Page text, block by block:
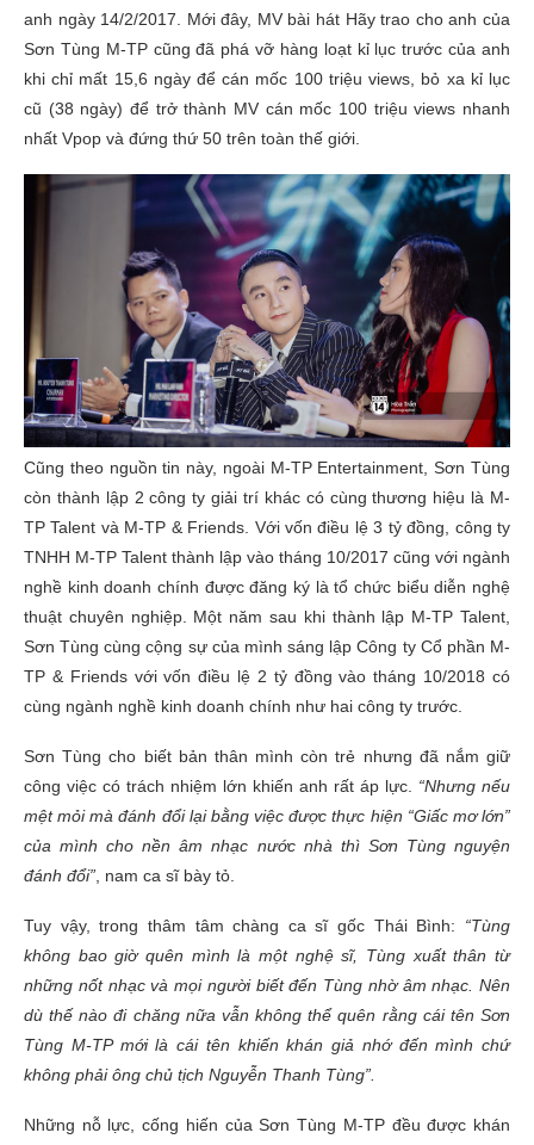
anh ngày 14/2/2017. Mới đây, MV bài hát Hãy trao cho anh của
Sơn Tùng M-TP cũng đã phá vỡ hàng loạt kỉ lục trước của anh
khi chỉ mất 15,6 ngày để cán mốc 100 triệu views, bỏ xa kỉ lục
cũ (38 ngày) để trở thành MV cán mốc 100 triệu views nhanh
nhất Vpop và đứng thứ 50 trên toàn thế giới.
Cũng theo nguồn tin này, ngoài M-TP Entertainment, Sơn Tùng
còn thành lập 2 công ty giải trí khác có cùng thương hiệu là M-
TP Talent và M-TP & Friends. Với vốn điều lệ 3 tỷ đồng, công ty
TNHH M-TP Talent thành lập vào tháng 10/2017 cũng với ngành
nghề kinh doanh chính được đăng ký là tổ chức biểu diễn nghệ
thuật chuyên nghiệp. Một năm sau khi thành lập M-TP Talent,
Sơn Tùng cùng cộng sự của mình sáng lập Công ty Cổ phần M-
TP & Friends với vốn điều lệ 2 tỷ đồng vào tháng 10/2018 có
cùng ngành nghề kinh doanh chính như hai công ty trước.
Sơn Tùng cho biết bản thân mình còn trẻ nhưng đã nắm giữ
công việc có trách nhiệm lớn khiến anh rất áp lực. “Nhưng nếu
mệt mỏi mà đánh đổi lại bằng việc được thực hiện “Giấc mơ lớn”
của mình cho nền âm nhạc nước nhà thì Sơn Tùng nguyện
đánh đổi” , nam ca sĩ bày tỏ.
Tuy vậy, trong thâm tâm chàng ca sĩ gốc Thái Bình: “Tùng
không bao giờ quên mình là một nghệ sĩ, Tùng xuất thân từ
những nốt nhạc và mọi người biết đến Tùng nhờ âm nhạc. Nên
dù thế nào đi chăng nữa vẫn không thể quên rằng cái tên Sơn
Tùng M-TP mới là cái tên khiến khán giả nhớ đến mình chứ
không phải ông chủ tịch Nguyễn Thanh Tùng”.
Những nỗ lực, cống hiến của Sơn Tùng M-TP đều được khán